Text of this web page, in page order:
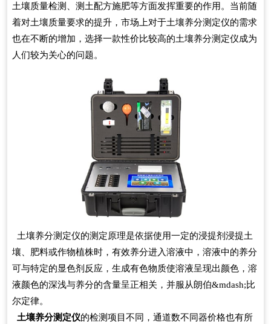
土壤质量检测、测土配方施肥等方面发挥重要的作用。当前随
着对土壤质量要求的提升，市场上对于土壤养分测定仪的需求
也在不断的增加，选择一款性价比较高的土壤养分测定仪成为
人们较为关心的问题。
土壤养分测定仪的测定原理是依据使用一定的浸提剂浸提土
壤、肥料或作物植株时，有效养分进入溶液中，溶液中的养分
可与特定的显色剂反应，生成有色物质使溶液呈现出颜色，溶
液颜色的深浅与养分的含量呈正相关，并服从朗伯&mdash;比
尔定律。
土壤养分测定仪的检测项目不同，通道数不同器价格也有所